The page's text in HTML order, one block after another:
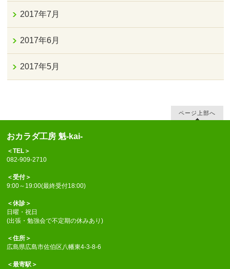
2017年7月
2017年6月
2017年5月
ページ上部へ
おカラダ工房 魁-kai-
＜TEL＞
082-909-2710
＜受付＞
9:00～19:00(最終受付18:00)
＜休診＞
日曜・祝日
(出張・勉強会で不定期の休みあり)
＜住所＞
広島県広島市佐伯区八幡東4-3-8-6
＜最寄駅＞